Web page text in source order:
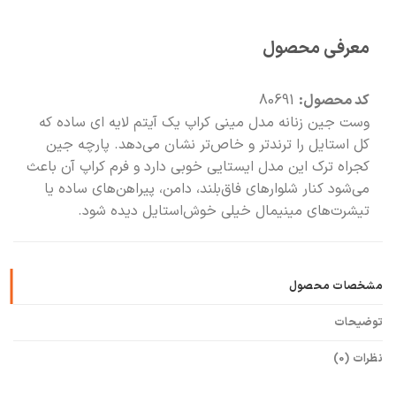
معرفی محصول
کد محصول: 80691
وست جین زنانه مدل مینی کراپ یک آیتم‌ لایه ای ساده که
کل استایل را ترندتر و خاص‌تر نشان می‌دهد. پارچه جین
کجراه ترک این مدل ایستایی خوبی دارد و فرم کراپ آن باعث
می‌شود کنار شلوارهای فاق‌بلند، دامن، پیراهن‌های ساده یا
تیشرت‌های مینیمال خیلی خوش‌استایل دیده شود.
مشخصات محصول
توضیحات
نظرات (0)